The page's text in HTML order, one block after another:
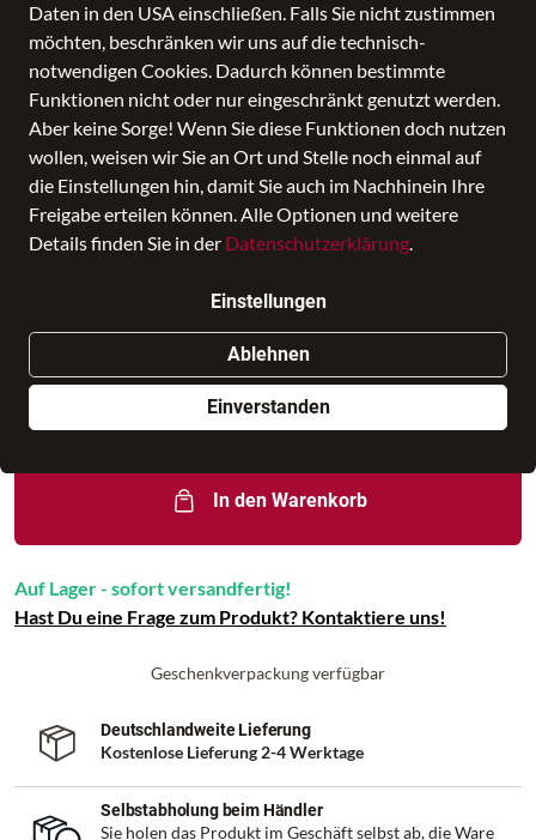
Daten in den USA einschließen. Falls Sie nicht zustimmen
möchten, beschränken wir uns auf die technisch-
notwendigen Cookies. Dadurch können bestimmte
Funktionen nicht oder nur eingeschränkt genutzt werden.
Aber keine Sorge! Wenn Sie diese Funktionen doch nutzen
wollen, weisen wir Sie an Ort und Stelle noch einmal auf
die Einstellungen hin, damit Sie auch im Nachhinein Ihre
Freigabe erteilen können. Alle Optionen und weitere
Details finden Sie in der Datenschutzerklärung.
Einstellungen
Ablehnen
Einverstanden
Beutel SFY Keely
Preis
54,99 € inkl. MwSt., VersandGRATIS
Statt:
In den Warenkorb
Auf Lager - sofort versandfertig!
Hast Du eine Frage zum Produkt? Kontaktiere uns!
Geschenkverpackung verfügbar
Deutschlandweite Lieferung
Kostenlose Lieferung 2-4 Werktage
Selbstabholung beim Händler
Sie holen das Produkt im Geschäft selbst ab, die Ware